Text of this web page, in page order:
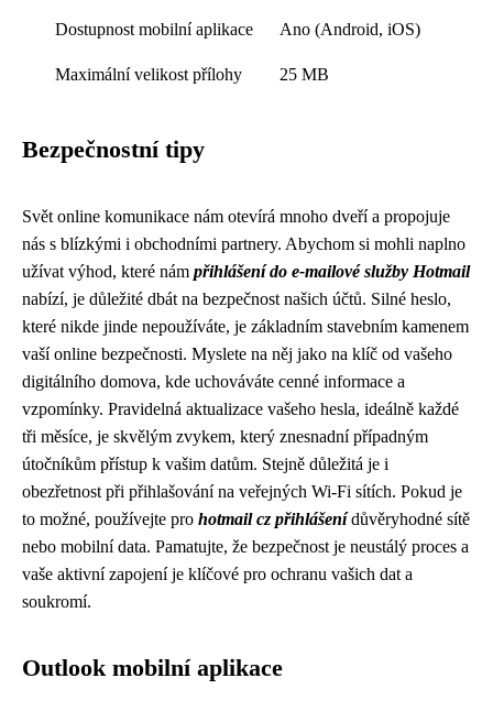
Dostupnost mobilní aplikace Ano (Android, iOS)
Maximální velikost přílohy 25 MB
Bezpečnostní tipy
Svět online komunikace nám otevírá mnoho dveří a propojuje
nás s blízkými i obchodními partnery. Abychom si mohli naplno
užívat výhod, které nám přihlášení do e-mailové služby Hotmail
nabízí, je důležité dbát na bezpečnost našich účtů. Silné heslo,
které nikde jinde nepoužíváte, je základním stavebním kamenem
vaší online bezpečnosti. Myslete na něj jako na klíč od vašeho
digitálního domova, kde uchováváte cenné informace a
vzpomínky. Pravidelná aktualizace vašeho hesla, ideálně každé
tři měsíce, je skvělým zvykem, který znesnadní případným
útočníkům přístup k vašim datům. Stejně důležitá je i
obezřetnost při přihlašování na veřejných Wi-Fi sítích. Pokud je
to možné, používejte pro hotmail cz přihlášenídůvěryhodné sítě
nebo mobilní data. Pamatujte, že bezpečnost je neustálý proces a
vaše aktivní zapojení je klíčové pro ochranu vašich dat a
soukromí.
Outlook mobilní aplikace